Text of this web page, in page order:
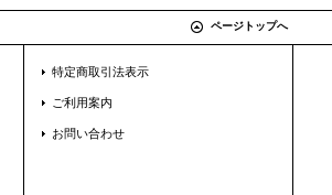
ページトップへ
特定商取引法表示
ご利用案内
お問い合わせ